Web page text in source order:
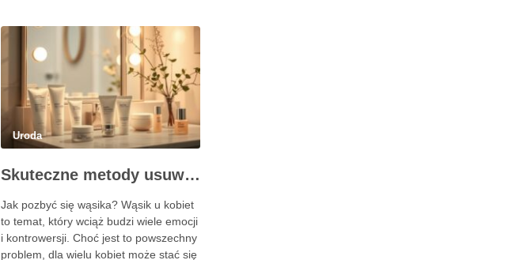
Uroda
Skuteczne metody usuwania wąsika – domowe i profesjonalne sposoby
Jak pozbyć się wąsika? Wąsik u kobiet
to temat, który wciąż budzi wiele emocji
i kontrowersji. Choć jest to powszechny
problem, dla wielu kobiet może stać się